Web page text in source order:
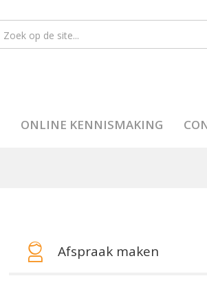
ONLINE KENNISMAKING
Afspraak maken